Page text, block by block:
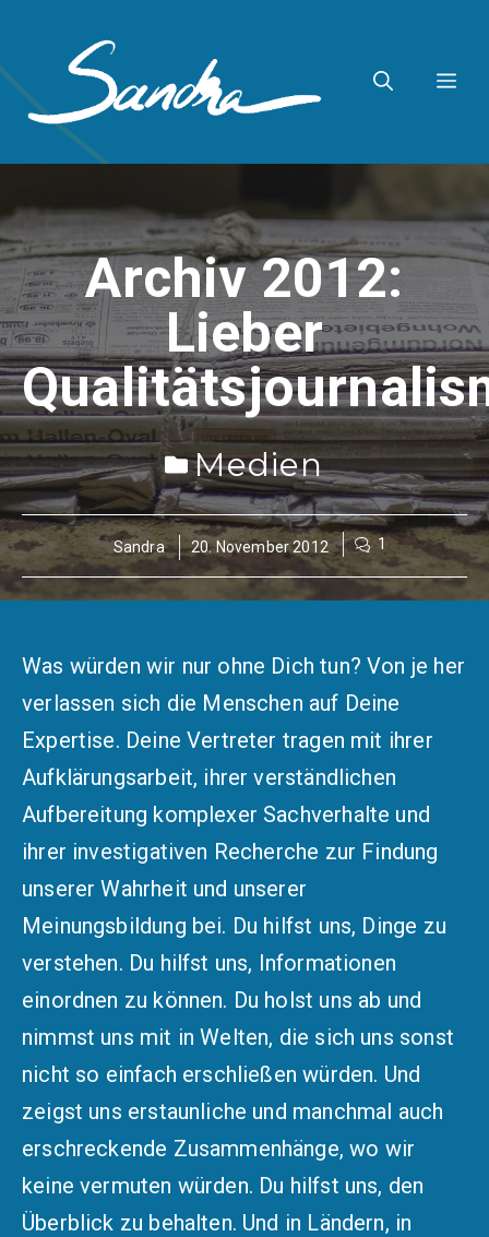
springen
Archiv 2012:
Lieber
Medien
Sandra 20. November 2012 1
Was würden wir nur ohne Dich tun? Von je her
verlassen sich die Menschen auf Deine
Expertise. Deine Vertreter tragen mit ihrer
Aufklärungsarbeit, ihrer verständlichen
Aufbereitung komplexer Sachverhalte und
ihrer investigativen Recherche zur Findung
unserer Wahrheit und unserer
Meinungsbildung bei. Du hilfst uns, Dinge zu
verstehen. Du hilfst uns, Informationen
einordnen zu können. Du holst uns ab und
nimmst uns mit in Welten, die sich uns sonst
nicht so einfach erschließen würden. Und
zeigst uns erstaunliche und manchmal auch
erschreckende Zusammenhänge, wo wir
keine vermuten würden. Du hilfst uns, den
Überblick zu behalten. Und in Ländern, in